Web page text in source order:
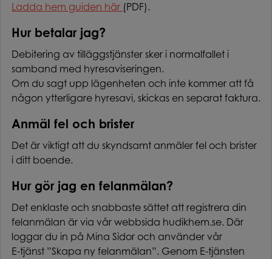
Ladda hem guiden här (PDF).
Hur betalar jag?
Debitering av tilläggstjänster sker i normalfallet i
samband med hyresaviseringen.
Om du sagt upp lägenheten och inte kommer att få
någon ytterligare hyresavi, skickas en separat faktura.
Anmäl fel och brister
Det är viktigt att du skyndsamt anmäler fel och brister
i ditt boende.
Hur gör jag en felanmälan?
Det enklaste och snabbaste sättet att registrera din
felanmälan är via vår webbsida hudikhem.se. Där
loggar du in på Mina Sidor och använder vår
E-tjänst ”Skapa ny felanmälan”. Genom E-tjänsten